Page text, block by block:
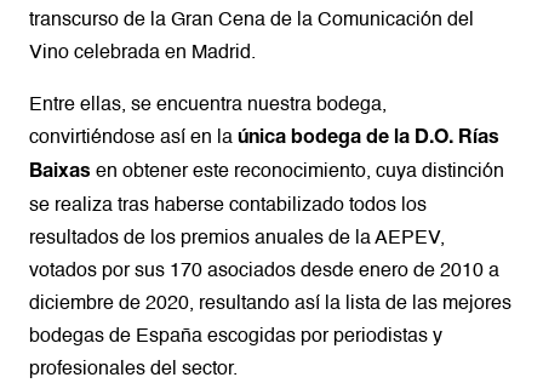
transcurso de la Gran Cena de la Comunicación del
Vino celebrada en Madrid.
Entre ellas, se encuentra nuestra bodega,
convirtiéndose así en la única bodega de la D.O. Rías
Baixas en obtener este reconocimiento, cuya distinción
se realiza tras haberse contabilizado todos los
resultados de los premios anuales de la AEPEV,
votados por sus 170 asociados desde enero de 2010 a
diciembre de 2020, resultando así la lista de las mejores
bodegas de España escogidas por periodistas y
profesionales del sector.